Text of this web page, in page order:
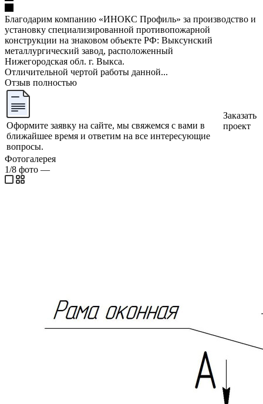
Благодарим компанию «ИНОКС Профиль» за производство и
установку специализированной противопожарной
конструкции на знаковом объекте РФ: Выксунский
металлургический завод, расположенный
Нижегородская обл. г. Выкса.
Отличительной чертой работы данной...
Отзыв полностью
Оформите заявку на сайте, мы свяжемся с вами в
ближайшее время и ответим на все интересующие
вопросы.
Заказать
проект
Фотогалерея
1/8 фото —